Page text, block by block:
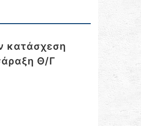
κατάσχεση
Θ/Γ